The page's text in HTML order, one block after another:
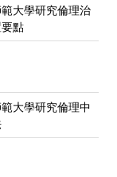
大學研究倫理治
點
大學研究倫理中